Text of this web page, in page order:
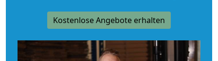
Kostenlose Angebote erhalten